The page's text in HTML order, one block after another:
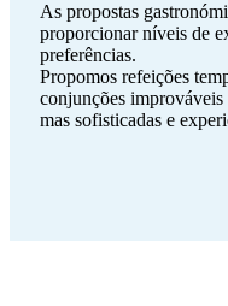
As propostas
proporcionar níveis de
preferências.
Propomos refeições
conjunções improváveis
mas sofisticadas e